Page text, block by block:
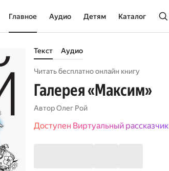
Главное Аудио Детям Каталог
Текст Аудио
Читать бесплатно онлайн книгу
Галерея «Максим»
АвторОлег Рой
Доступен Виртуальный рассказчик